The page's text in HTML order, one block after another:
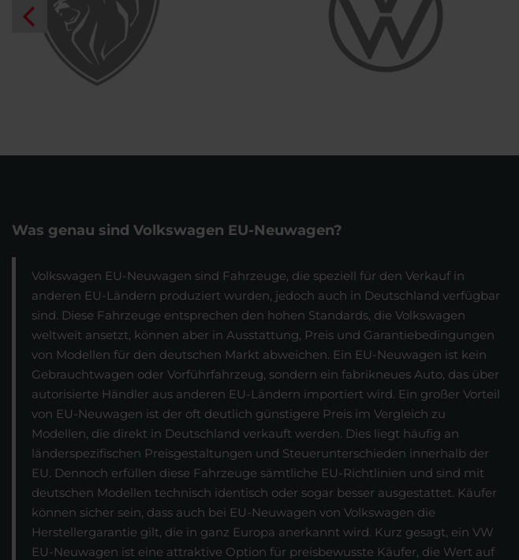
Was genau sind Volkswagen EU-Neuwagen?
Volkswagen EU-Neuwagen sind Fahrzeuge, die speziell für den Verkauf in
anderen EU-Ländern produziert wurden, jedoch auch in Deutschland verfügbar
sind. Diese Fahrzeuge entsprechen den hohen Standards, die Volkswagen
weltweit ansetzt, können aber in Ausstattung, Preis und Garantiebedingungen
von Modellen für den deutschen Markt abweichen. Ein EU-Neuwagen ist kein
Gebrauchtwagen oder Vorführfahrzeug, sondern ein fabrikneues Auto, das über
autorisierte Händler aus anderen EU-Ländern importiert wird. Ein großer Vorteil
von EU-Neuwagen ist der oft deutlich günstigere Preis im Vergleich zu
Modellen, die direkt in Deutschland verkauft werden. Dies liegt häufig an
länderspezifischen Preisgestaltungen und Steuerunterschieden innerhalb der
EU. Dennoch erfüllen diese Fahrzeuge sämtliche EU-Richtlinien und sind mit
deutschen Modellen technisch identisch oder sogar besser ausgestattet. Käufer
können sicher sein, dass auch bei EU-Neuwagen von Volkswagen die
Herstellergarantie gilt, die in ganz Europa anerkannt wird. Kurz gesagt, ein VW
EU-Neuwagen ist eine attraktive Option für preisbewusste Käufer, die Wert auf